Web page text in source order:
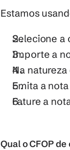
Estamos
Selecione a
Importe a
Na
Emita a
Fature a
Qual o CFOP